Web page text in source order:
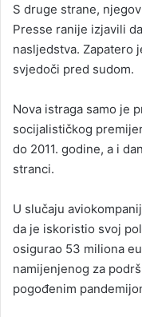
S druge strane,
Presse ranije izjavili
nasljedstva. Zapatero
svjedoči pred sudom.
Nova istraga samo je
socijalističkog
do 2011. godine, a i
stranci.
U slučaju
da je iskoristio svoj
osigurao 53 miliona
namijenjenog za
pogođenim